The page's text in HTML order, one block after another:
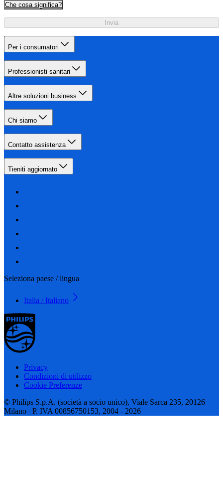
Che cosa significa?
Invia
Per i consumatori
Professionisti sanitari
Altre soluzioni business
Chi siamo
Contatto assistenza
Tieniti aggiornato
Seleziona paese / lingua
Italia / Italiano
Privacy
Condizioni di utilizzo
Cookie Preferenze
© Philips S.p.A. (società a socio unico), Viale Sarca 235, 20126
Milano– P. IVA 00856750153, 2004 - 2026